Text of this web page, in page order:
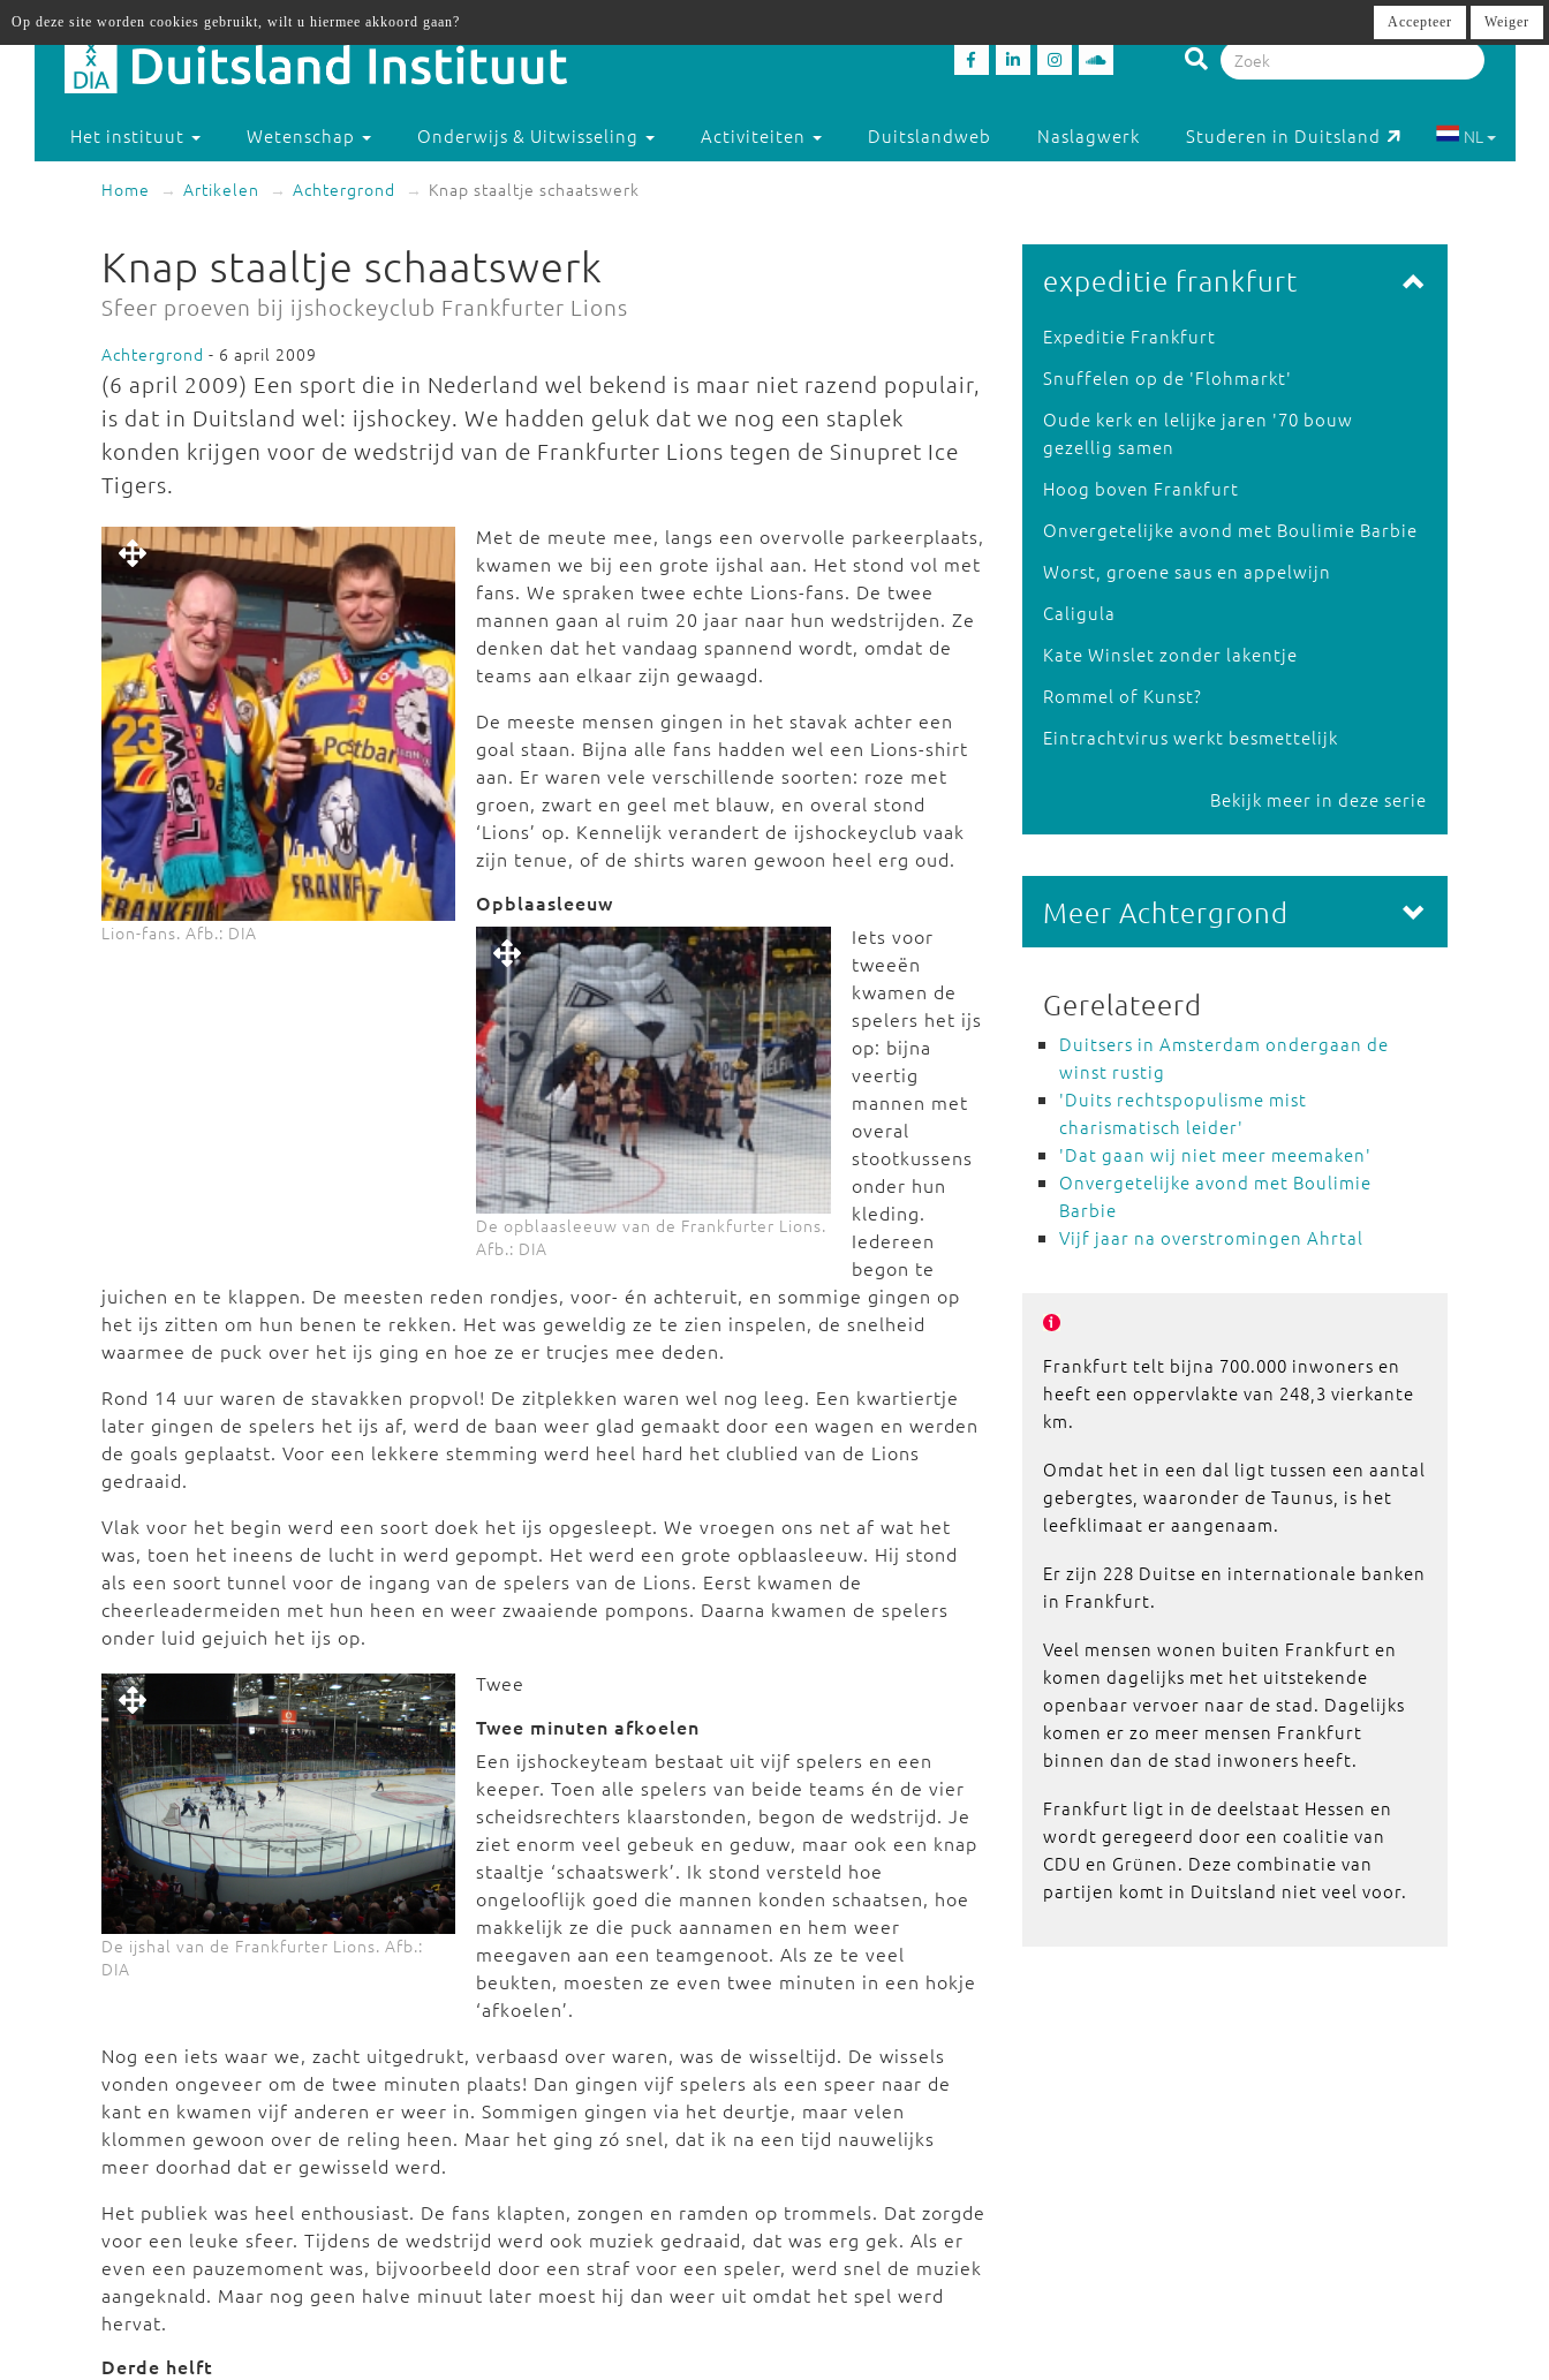
Het instituut Wetenschap Onderwijs & Uitwisseling Activiteiten Duitslandweb Naslagwerk Studeren in Duitsland NL
Home Artikelen Achtergrond Knap staaltje schaatswerk
Knap staaltje schaatswerk
Sfeer proeven bij ijshockeyclub Frankfurter Lions
Achtergrond - 6 april 2009
(6 april 2009) Een sport die in Nederland wel bekend is maar niet razend populair,
is dat in Duitsland wel: ijshockey. We hadden geluk dat we nog een staplek
konden krijgen voor de wedstrijd van de Frankfurter Lions tegen de Sinupret Ice
Tigers.
Lion-fans. Afb.: DIA
Met de meute mee, langs een overvolle parkeerplaats,
kwamen we bij een grote ijshal aan. Het stond vol met
fans. We spraken twee echte Lions-fans. De twee
mannen gaan al ruim 20 jaar naar hun wedstrijden. Ze
denken dat het vandaag spannend wordt, omdat de
teams aan elkaar zijn gewaagd.
De meeste mensen gingen in het stavak achter een
goal staan. Bijna alle fans hadden wel een Lions-shirt
aan. Er waren vele verschillende soorten: roze met
groen, zwart en geel met blauw, en overal stond
‘Lions’ op. Kennelijk verandert de ijshockeyclub vaak
zijn tenue, of de shirts waren gewoon heel erg oud.
Opblaasleeuw
De opblaasleeuw van de Frankfurter Lions.
Afb.: DIA
Iets voor
tweeën
kwamen de
spelers het ijs
op: bijna
veertig
mannen met
overal
stootkussens
onder hun
kleding.
Iedereen
begon te
juichen en te klappen. De meesten reden rondjes, voor- én achteruit, en sommige gingen op
het ijs zitten om hun benen te rekken. Het was geweldig ze te zien inspelen, de snelheid
waarmee de puck over het ijs ging en hoe ze er trucjes mee deden.
Rond 14 uur waren de stavakken propvol! De zitplekken waren wel nog leeg. Een kwartiertje
later gingen de spelers het ijs af, werd de baan weer glad gemaakt door een wagen en werden
de goals geplaatst. Voor een lekkere stemming werd heel hard het clublied van de Lions
gedraaid.
Vlak voor het begin werd een soort doek het ijs opgesleept. We vroegen ons net af wat het
was, toen het ineens de lucht in werd gepompt. Het werd een grote opblaasleeuw. Hij stond
als een soort tunnel voor de ingang van de spelers van de Lions. Eerst kwamen de
cheerleadermeiden met hun heen en weer zwaaiende pompons. Daarna kwamen de spelers
onder luid gejuich het ijs op.
De ijshal van de Frankfurter Lions. Afb.:
DIA
Twee
Twee minuten afkoelen
Een ijshockeyteam bestaat uit vijf spelers en een
keeper. Toen alle spelers van beide teams én de vier
scheidsrechters klaarstonden, begon de wedstrijd. Je
ziet enorm veel gebeuk en geduw, maar ook een knap
staaltje ‘schaatswerk’. Ik stond versteld hoe
ongelooflijk goed die mannen konden schaatsen, hoe
makkelijk ze die puck aannamen en hem weer
meegaven aan een teamgenoot. Als ze te veel
beukten, moesten ze even twee minuten in een hokje
‘afkoelen’.
Nog een iets waar we, zacht uitgedrukt, verbaasd over waren, was de wisseltijd. De wissels
vonden ongeveer om de twee minuten plaats! Dan gingen vijf spelers als een speer naar de
kant en kwamen vijf anderen er weer in. Sommigen gingen via het deurtje, maar velen
klommen gewoon over de reling heen. Maar het ging zó snel, dat ik na een tijd nauwelijks
meer doorhad dat er gewisseld werd.
Het publiek was heel enthousiast. De fans klapten, zongen en ramden op trommels. Dat zorgde
voor een leuke sfeer. Tijdens de wedstrijd werd ook muziek gedraaid, dat was erg gek. Als er
even een pauzemoment was, bijvoorbeeld door een straf voor een speler, werd snel de muziek
aangeknald. Maar nog geen halve minuut later moest hij dan weer uit omdat het spel werd
hervat.
Derde helft
expeditie frankfurt
Expeditie Frankfurt
Snuffelen op de 'Flohmarkt'
Oude kerk en lelijke jaren '70 bouw
gezellig samen
Hoog boven Frankfurt
Onvergetelijke avond met Boulimie Barbie
Worst, groene saus en appelwijn
Caligula
Kate Winslet zonder lakentje
Rommel of Kunst?
Eintrachtvirus werkt besmettelijk
Bekijk meer in deze serie
Meer Achtergrond
Gerelateerd
Duitsers in Amsterdam ondergaan de
winst rustig
'Duits rechtspopulisme mist
charismatisch leider'
'Dat gaan wij niet meer meemaken'
Onvergetelijke avond met Boulimie
Barbie
Vijf jaar na overstromingen Ahrtal
Frankfurt telt bijna 700.000 inwoners en
heeft een oppervlakte van 248,3 vierkante
km.
Omdat het in een dal ligt tussen een aantal
gebergtes, waaronder de Taunus, is het
leefklimaat er aangenaam.
Er zijn 228 Duitse en internationale banken
in Frankfurt.
Veel mensen wonen buiten Frankfurt en
komen dagelijks met het uitstekende
openbaar vervoer naar de stad. Dagelijks
komen er zo meer mensen Frankfurt
binnen dan de stad inwoners heeft.
Frankfurt ligt in de deelstaat Hessen en
wordt geregeerd door een coalitie van
CDU en Grünen. Deze combinatie van
partijen komt in Duitsland niet veel voor.
Op deze site worden cookies gebruikt, wilt u hiermee akkoord gaan? Accepteer Weiger